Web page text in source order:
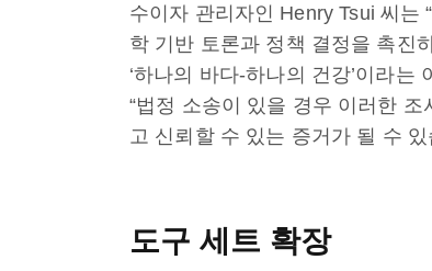
수이자 관리자인 Henry Tsui 씨는
학 기반 토론과 정책 결정을 촉진
‘하나의 바다-하나의 건강’이라
“법정 소송이 있을 경우 이러한
고 신뢰할 수 있는 증거가 될 수
도구 세트 확장